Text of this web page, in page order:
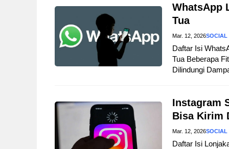
WhatsApp
Tua
Mar. 12, 2026SOCIAL
Daftar Isi
Tua Beberapa
Dilindungi
Instagram
Bisa Kirim
Mar. 12, 2026SOCIAL
Daftar Isi